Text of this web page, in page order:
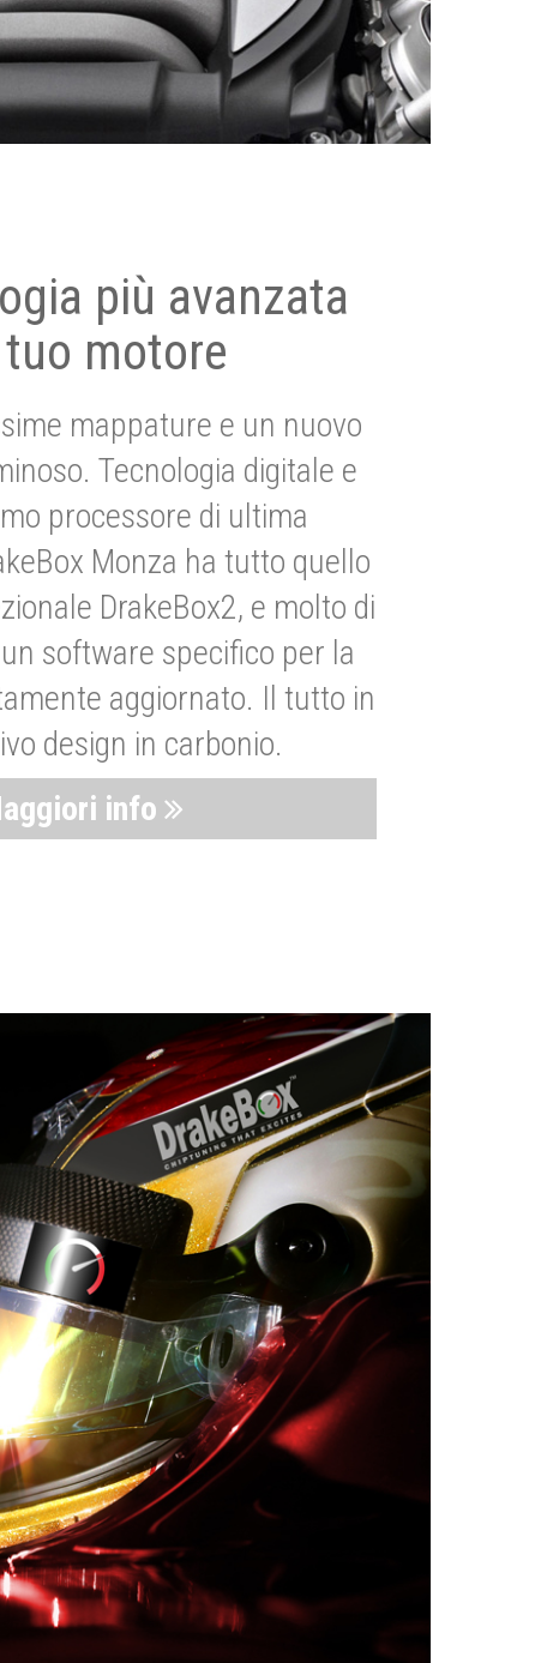
più avanzata
motore
mappature e un nuovo
Tecnologia digitale e
processore di ultima
Monza ha tutto quello
DrakeBox2, e molto di
software specifico per la
aggiornato. Il tutto in
design in carbonio.
info